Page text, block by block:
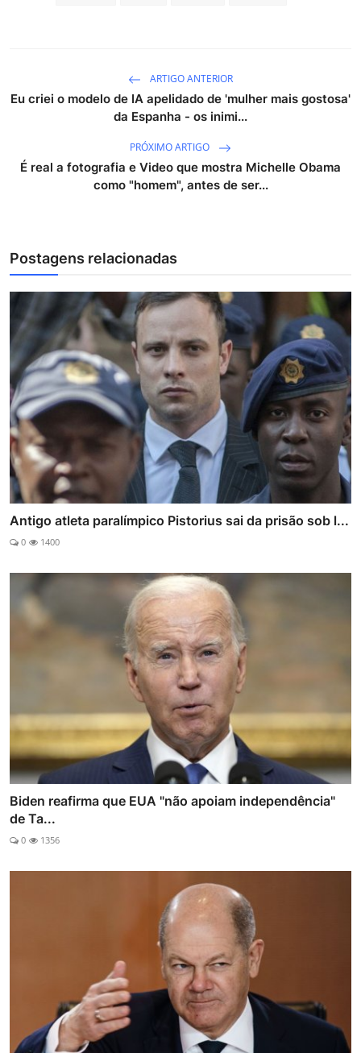
ARTIGO ANTERIOR
Eu criei o modelo de IA apelidado de 'mulher mais gostosa'
da Espanha - os inimi...
PRÓXIMO ARTIGO
É real a fotografia e Video que mostra Michelle Obama
como "homem", antes de ser...
Postagens relacionadas
Antigo atleta paralímpico Pistorius sai da prisão sob l...
0 1400
Biden reafirma que EUA "não apoiam independência"
de Ta...
0 1356